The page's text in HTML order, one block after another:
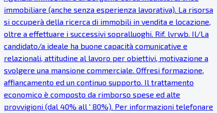
immobiliare (anche senza esperienza lavorativa). La risorsa
si occuperà della ricerca di immobili in vendita e locazione,
oltre a effettuare i successivi sopralluoghi. Rif. lvrwb. Il/La
candidato/a ideale ha buone capacità comunicative e
relazionali, attitudine al lavoro per obiettivi, motivazione a
svolgere una mansione commerciale. Offresi formazione,
affiancamento ed un continuo supporto. Il trattamento
economico è composto da rimborso spese ed alte
provvigioni (dal 40% all ' 80%). Per informazioni telefonare